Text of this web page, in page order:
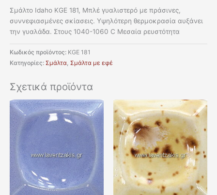
Σμάλτο Idaho KGE 181, Μπλέ γυαλιστερό με πράσινες,
συννεφιασμένες σκίασεις. Υψηλότερη θερμοκρασία αυξάνει
την γυαλάδα. Στους 1040-1060 C Μεσαία ρευστότητα
Κωδικός προϊόντος: KGE 181
Κατηγορίες: Σμάλτα, Σμάλτα με εφέ
Σχετικά προϊόντα